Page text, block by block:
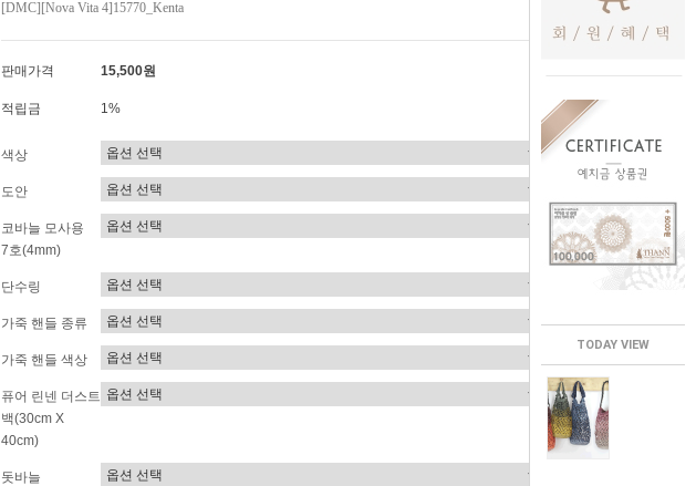
TODAY VIEW
[DMC][Nova Vita 4]15770_Kenta
판매가격 15,500원
적립금 1%
색상
도안
코바늘 모사용
7호(4mm)
단수링
가죽 핸들 종류
가죽 핸들 색상
퓨어 린넨 더스트
백(30cm X
40cm)
돗바늘